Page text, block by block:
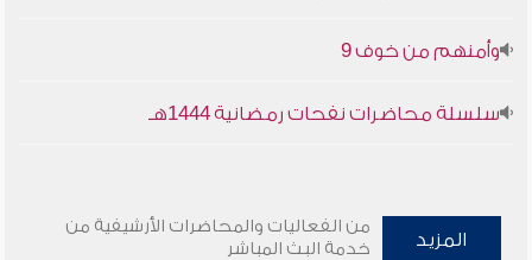
وأمنهم من خوف 9
سلسلة محاضرات نفحات رمضانية 1444هـ
المزيد
من الفعاليات والمحاضرات الأرشيفية من
خدمة البث المباشر